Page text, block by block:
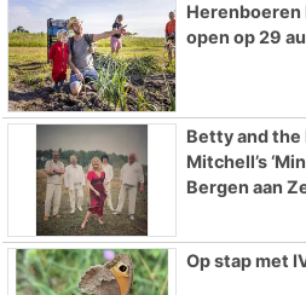
Herenboeren
open op 29
Betty and the
Mitchell’s
Bergen aan
Op stap met